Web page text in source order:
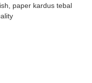
paper kardus tebal